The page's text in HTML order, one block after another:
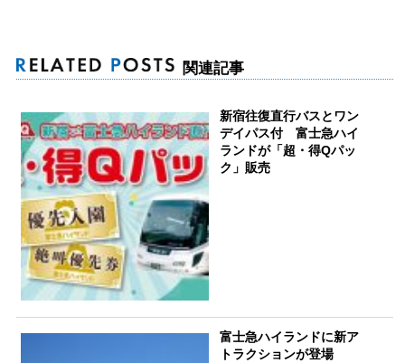
関連記事
新宿往復直行バスとワン
デイパス付 富士急ハイ
ランドが「超・得Qパッ
ク」販売
富士急ハイランドに新ア
トラクションが登場